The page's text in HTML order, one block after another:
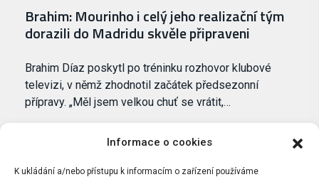
Informace o cookies
K ukládání a/nebo přístupu k informacím o zařízení používáme
Brahim: Mourinho i celý jeho realizační tým
dorazili do Madridu skvěle připraveni
Brahim Díaz poskytl po tréninku rozhovor klubové
televizi, v němž zhodnotil začátek předsezonní
přípravy. „Měl jsem velkou chuť se vrátit,…